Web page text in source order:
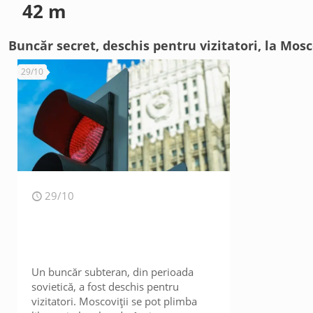
42 m
Buncăr secret, deschis pentru vizitatori, la
29/10
29/10
Un buncăr subteran, din perioada
sovietică, a fost deschis pentru
vizitatori. Moscoviții se pot plimba